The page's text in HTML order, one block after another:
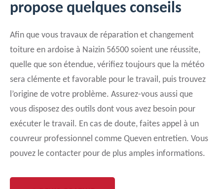
propose quelques conseils
Afin que vous travaux de réparation et changement
toiture en ardoise à Naizin 56500 soient une réussite,
quelle que son étendue, vérifiez toujours que la météo
sera clémente et favorable pour le travail, puis trouvez
l’origine de votre problème. Assurez-vous aussi que
vous disposez des outils dont vous avez besoin pour
exécuter le travail. En cas de doute, faites appel à un
couvreur professionnel comme Queven entretien. Vous
pouvez le contacter pour de plus amples informations.